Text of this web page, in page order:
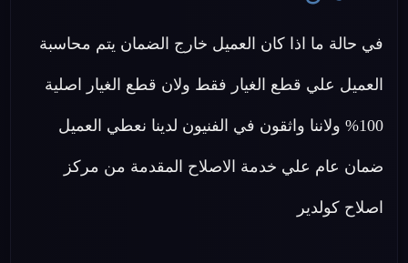
في حالة ما اذا كان العميل خارج الضمان يتم محاسبة
العميل علي قطع الغيار فقط ولان قطع الغيار اصلية
100% ولاننا واثقون في الفنيون لدينا نعطي العميل
ضمان عام علي خدمة الاصلاح المقدمة من مركز
اصلاح كولدير